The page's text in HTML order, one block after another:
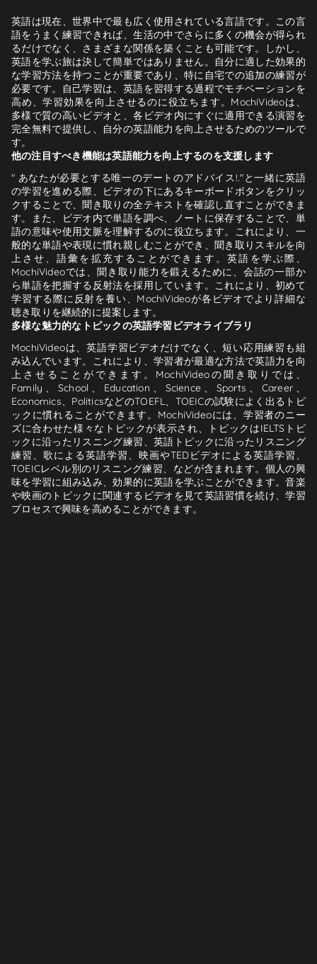
英語は現在、世界中で最も広く使用されている言語です。この言
語をうまく練習できれば、生活の中でさらに多くの機会が得られ
るだけでなく、さまざまな関係を築くことも可能です。しかし、
英語を学ぶ旅は決して簡単ではありません。自分に適した効果的
な学習方法を持つことが重要であり、特に自宅での追加の練習が
必要です。自己学習は、英語を習得する過程でモチベーションを
高め、学習効果を向上させるのに役立ちます。MochiVideoは、
多様で質の高いビデオと、各ビデオ内にすぐに適用できる演習を
完全無料で提供し、自分の英語能力を向上させるためのツールで
す。
他の注目すべき機能は英語能力を向上するのを支援します
" あなたが必要とする唯一のデートのアドバイス!."と一緒に英語
の学習を進める際、ビデオの下にあるキーボードボタンをクリッ
クすることで、聞き取りの全テキストを確認し直すことができま
す。また、ビデオ内で単語を調べ、ノートに保存することで、単
語の意味や使用文脈を理解するのに役立ちます。これにより、一
般的な単語や表現に慣れ親しむことができ、聞き取りスキルを向
上させ、語彙を拡充することができます。英語を学ぶ際、
MochiVideoでは、聞き取り能力を鍛えるために、会話の一部か
ら単語を把握する反射法を採用しています。これにより、初めて
学習する際に反射を養い、MochiVideoが各ビデオでより詳細な
聴き取りを継続的に提案します。
多様な魅力的なトピックの英語学習ビデオライブラリ
MochiVideoは、英語学習ビデオだけでなく、短い応用練習も組
み込んでいます。これにより、学習者が最適な方法で英語力を向
上させることができます。MochiVideoの聞き取りでは、
Family、School、Education、Science、Sports、Career、
Economics、PoliticsなどのTOEFL、TOEICの試験によく出るトピ
ックに慣れることができます。MochiVideoには、学習者のニー
ズに合わせた様々なトピックが表示され、トピックはIELTSトピ
ックに沿ったリスニング練習、英語トピックに沿ったリスニング
練習、歌による英語学習、映画やTEDビデオによる英語学習、
TOEICレベル別のリスニング練習、などが含まれます。個人の興
味を学習に組み込み、効果的に英語を学ぶことができます。音楽
や映画のトピックに関連するビデオを見て英語習慣を続け、学習
プロセスで興味を高めることができます。